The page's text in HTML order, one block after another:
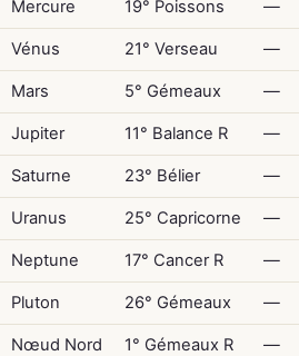
Mercure 19° Poissons —
Vénus 21° Verseau —
Mars 5° Gémeaux —
Jupiter 11° Balance R —
Saturne 23° Bélier —
Uranus 25° Capricorne —
Neptune 17° Cancer R —
Pluton 26° Gémeaux —
Nœud Nord 1° Gémeaux R —